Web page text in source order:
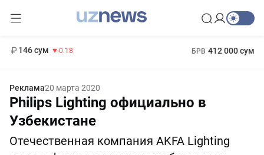
146 сум -0.18 БРВ 412 000 сум
Реклама20 марта 2020
Philips Lighting официально в
Узбекистане
Отечественная компания AKFA Lighting